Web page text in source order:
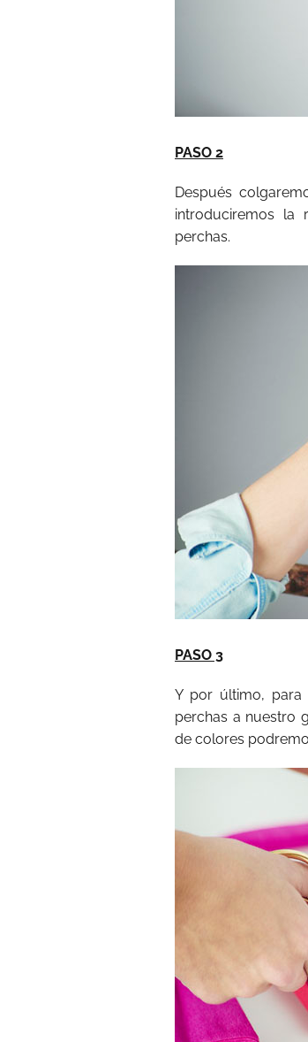
PASO 2
Después
introduciremos la
perchas.
PASO 3
Y por último, para
perchas a nuestro
de colores